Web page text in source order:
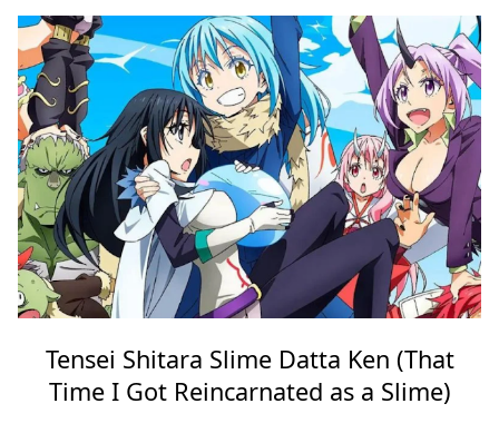
Tensei Shitara Slime Datta Ken (That
Time I Got Reincarnated as a Slime)